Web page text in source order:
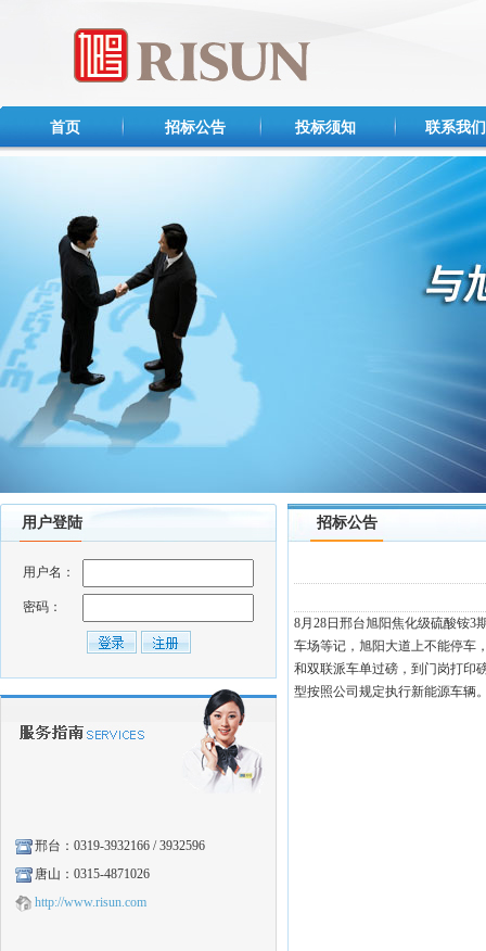
首页 招标公告 投标须知 联系我们
用户登陆
用户名：
密码：
邢台：0319-3932166 / 3932596
唐山：0315-4871026
http://www.risun.com
招标公告
8月28日邢台旭阳焦化级硫酸铵3
车场等记，旭阳大道上不能停车
和双联派车单过磅，到门岗打印
型按照公司规定执行新能源车辆